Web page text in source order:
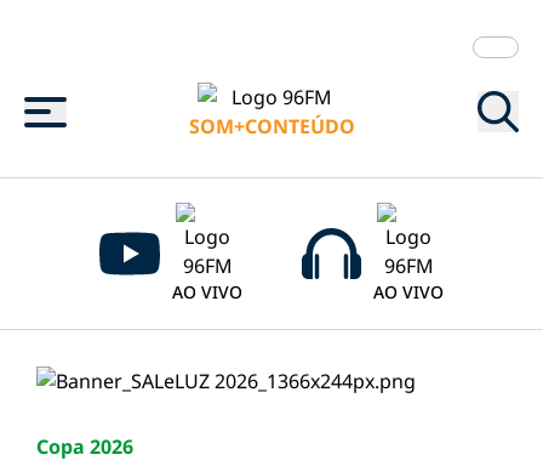
Menu
SOM+CONTEÚDO
AO VIVO AO VIVO
Copa 2026